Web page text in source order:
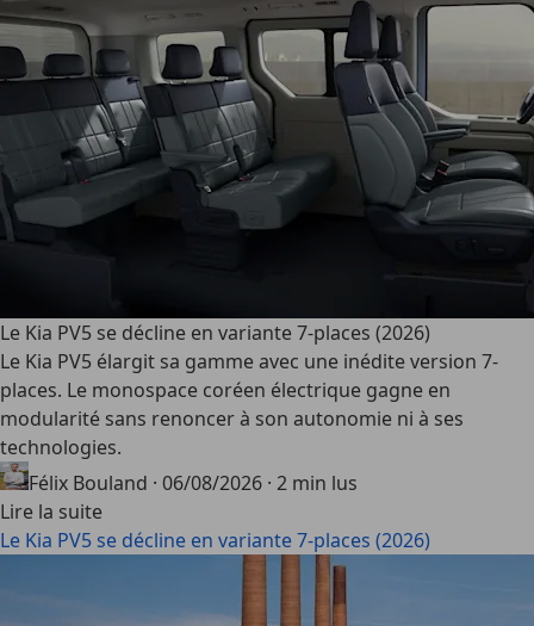
Le Kia PV5 se décline en variante 7-places (2026)
Le Kia PV5 élargit sa gamme avec une inédite version 7-
places. Le monospace coréen électrique gagne en
modularité sans renoncer à son autonomie ni à ses
technologies.
Félix Bouland · 06/08/2026 · 2 min lus
Lire la suite
Le Kia PV5 se décline en variante 7-places (2026)